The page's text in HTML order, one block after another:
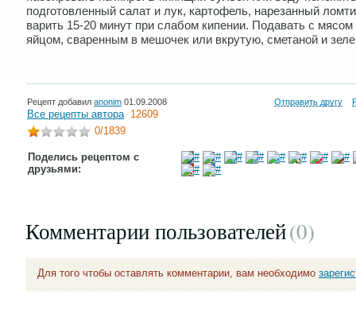
подготовленный салат и лук, картофель, нарезанный
варить 15-20 минут при слабом кипении. Подавать с мясом
яйцом, сваренным в мешочек или вкрутую, сметаной и
Рецепт добавил anonim 01.09.2008 Отправить другу
Все рецепты автора 12609
0/1839
Поделись рецептом с
друзьями:
Комментарии пользователей(0)
Для того чтобы оставлять комментарии, вам необходимо